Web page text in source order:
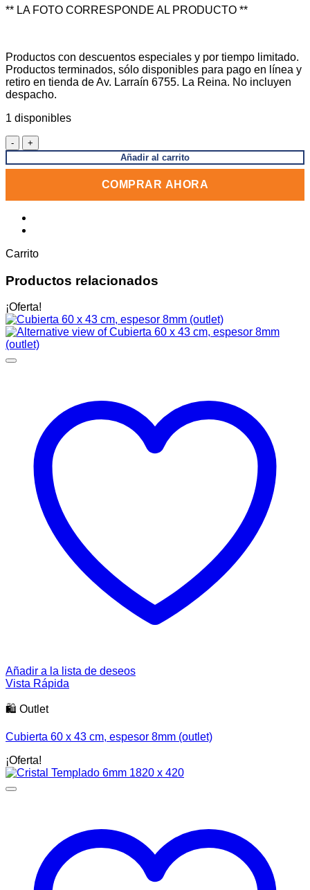
** LA FOTO CORRESPONDE AL PRODUCTO **
Productos con descuentos especiales y por tiempo limitado.
Productos terminados, sólo disponibles para pago en línea y
retiro en tienda de Av. Larraín 6755. La Reina. No incluyen
despacho.
1 disponibles
Cubierta
transparente
42
cm
4mm,
puntas
cantidad
Añadir al carrito
COMPRAR AHORA
Carrito
Productos relacionados
¡Oferta!
Añadir a la lista de deseos
Vista Rápida
🛍️ Outlet
Cubierta 60 x 43 cm, espesor 8mm (outlet)
¡Oferta!